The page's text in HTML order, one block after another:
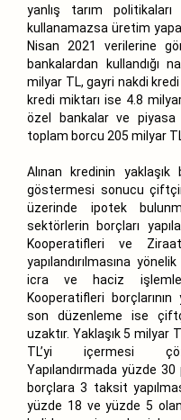
yanlış tarım
kullanamazsa üretim
Nisan 2021 verilerine
bankalardan kullandığı
milyar TL, gayri nakdi
kredi miktarı ise 4.8
özel bankalar ve piyasa
toplam borcu 205 milyar
Alınan kredinin
göstermesi sonucu
üzerinde ipotek
sektörlerin borçları
Kooperatifleri ve
yapılandırılmasına
icra ve haciz işlemleri
Kooperatifleri borçlarının
son düzenleme ise
uzaktır. Yaklaşık 5 milyar
TL’yi içermesi
Yapılandırmada yüzde
borçlara 3 taksit
yüzde 18 ve yüzde 5